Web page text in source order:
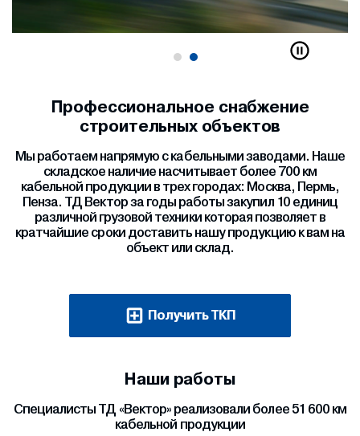
Профессиональное снабжение
строительных объектов
Мы работаем напрямую с кабельными заводами. Наше
складское наличие насчитывает более 700 км
кабельной продукции в трех городах: Москва, Пермь,
Пенза. ТД Вектор за годы работы закупил 10 единиц
различной грузовой техники которая позволяет в
кратчайшие сроки доставить нашу продукцию к вам на
объект или склад.
Получить ТКП
Наши работы
Специалисты ТД «Вектор» реализовали более 51 600 км
кабельной продукции